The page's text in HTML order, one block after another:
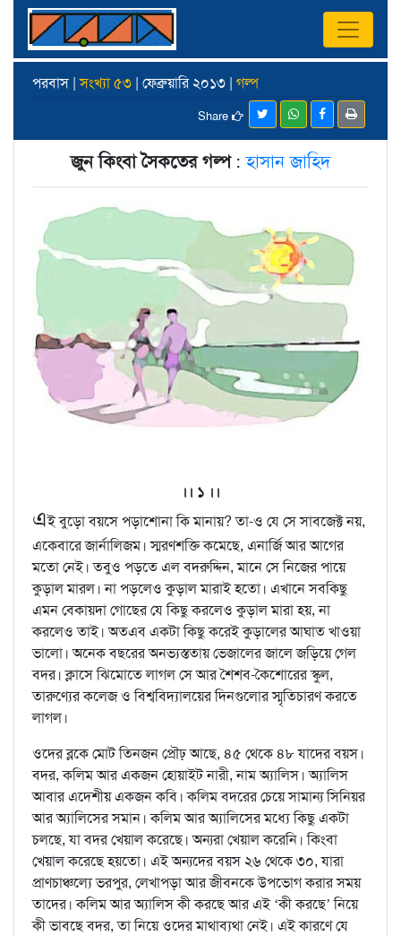
পরবাস |সংখ্যা ৫৩ | ফেব্রুয়ারি ২০১৩ | গল্প
Share
জুন কিংবা সৈকতের গল্প:হাসান জাহিদ
।। ১ ।।
এই বুড়ো বয়সে পড়াশোনা কি মানায়? তা-ও যে সে সাবজেক্ট নয়,
একেবারে জার্নালিজম। স্মরণশক্তি কমেছে, এনার্জি আর আগের
মতো নেই। তবুও পড়তে এল বদরুদ্দিন, মানে সে নিজের পায়ে
কুড়াল মারল। না পড়লেও কুড়াল মারাই হতো। এখানে সবকিছু
এমন বেকায়দা গোছের যে কিছু করলেও কুড়াল মারা হয়, না
করলেও তাই। অতএব একটা কিছু করেই কুড়ালের আঘাত খাওয়া
ভালো। অনেক বছরের অনভ্যস্ততায় ভেজালের জালে জড়িয়ে গেল
বদর। ক্লাসে ঝিমোতে লাগল সে আর শৈশব-কৈশোরের স্কুল,
তারুণ্যের কলেজ ও বিশ্ববিদ্যালয়ের দিনগুলোর স্মৃতিচারণ করতে
লাগল।
ওদের ব্লকে মোট তিনজন প্রৌঢ় আছে, ৪৫ থেকে ৪৮ যাদের বয়স।
বদর, কলিম আর একজন হোয়াইট নারী, নাম অ্যালিস। অ্যালিস
আবার এদেশীয় একজন কবি। কলিম বদরের চেয়ে সামান্য সিনিয়র
আর অ্যালিসের সমান। কলিম আর অ্যালিসের মধ্যে কিছু একটা
চলছে, যা বদর খেয়াল করেছে। অন্যরা খেয়াল করেনি। কিংবা
খেয়াল করেছে হয়তো। এই অন্যদের বয়স ২৬ থেকে ৩০, যারা
প্রাণচাঞ্চল্যে ভরপুর, লেখাপড়া আর জীবনকে উপভোগ করার সময়
তাদের। কলিম আর অ্যালিস কী করছে আর এই ‘কী করছে’ নিয়ে
কী ভাবছে বদর, তা নিয়ে ওদের মাথাব্যথা নেই। এই কারণে যে